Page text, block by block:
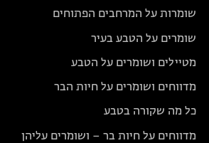
שומרות על המרחבים הפתוחים
שומרים על הטבע בעיר
מטיילים ושומרים על הטבע
מדווחים ושומרים על חיות הבר
כל מה שקורה בטבע
מדווחים על חיות בר – ושומרים עליהן